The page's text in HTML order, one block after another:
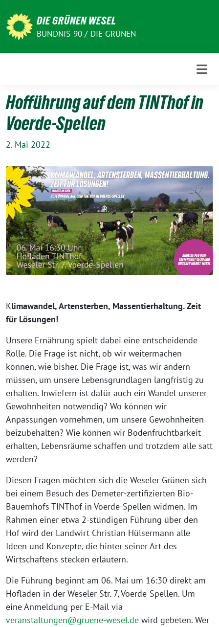
zum
Inhalt
DIE GRÜNEN WESEL
BÜNDNIS 90 / DIE GRÜNEN
Hofführung auf dem TINThof in
Voerde-Spellen
2. Mai 2022
Klimawandel, Artensterben, Massentierhaltung. Zeit
für Lösungen!
Unsere Ernährung spielt dabei eine entscheidende
Rolle. Die Frage ist nicht, ob wir weitermachen
können, wie bisher. Die Frage ist, was wir ändern
müssen, um unsere Lebensgrundlagen langfristig zu
erhalten. Inwiefern ist dafür auch ein Wandel unserer
Gewohnheiten notwendig? Wo können wir
Anpassungen vornehmen, um unsere Gewohnheiten
beizubehalten? Wie können wir Bodenfruchtbarkeit
erhalten, Lebensräume schaffen und trotzdem alle satt
werden?
Diesen Fragen möchten sich die Weseler Grünen sich
bei einem Besuch des Demeter-zertifizierten Bio-
Bauernhofs TINThof in Voerde-Spellen widmen. Im
Rahmen einer etwa 2-stündigen Führung über den
Hof wird der Landwirt Christian Hülsermann alle
Ideen und Konzepte, die hinter seiner Art des
Wirtschaftens stecken erläutern.
Die Führung beginnt am 06. Mai um 16:30 direkt am
Hofladen in der Weseler Str. 7, Voerde-Spellen. Um
eine Anmeldung per E-Mail via
veranstaltungen@gruene-wesel.de wird gebeten. Wer